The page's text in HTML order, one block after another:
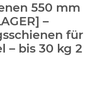
550 mm
–
für
– bis 30 kg 2